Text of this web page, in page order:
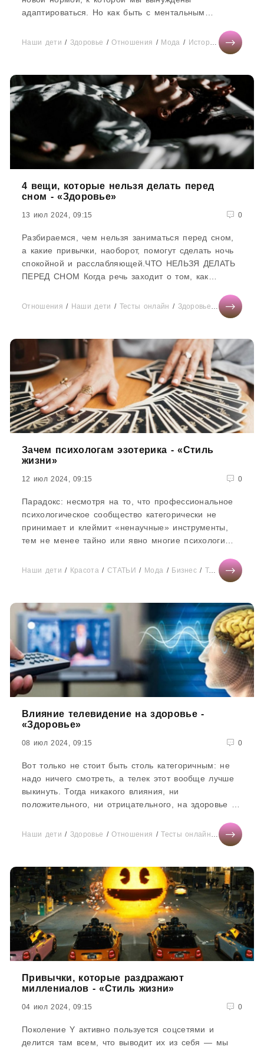
адаптироваться. Но как быть с ментальным
Наши дети / Здоровье /Отношения / Мода / Истории из жизни
4 вещи, которые нельзя делать перед
сном - «Здоровье»
13 июл 2024, 09:15 0
Разбираемся, чем нельзя заниматься перед сном,
а какие привычки, наоборот, помогут сделать ночь
спокойной и расслабляющей.ЧТО НЕЛЬЗЯ ДЕЛАТЬ
ПЕРЕД СНОМ Когда речь заходит о том, как
Отношения / Наши дети / Тесты онлайн / Здоровье/Диеты/
Зачем психологам эзотерика - «Стиль
жизни»
12 июл 2024, 09:15 0
Парадокс: несмотря на то, что профессиональное
психологическое сообщество категорически не
принимает и клеймит «ненаучные» инструменты,
тем не менее тайно или явно многие психологи
Наши дети / Красота /СТАТЬИ / Мода / Бизнес /Тесты онлайн
Влияние телевидение на здоровье -
«Здоровье»
08 июл 2024, 09:15 0
Вот только не стоит быть столь категоричным: не
надо ничего смотреть, а телек этот вообще лучше
выкинуть. Тогда никакого влияния, ни
положительного, ни отрицательного, на здоровье не
Наши дети / Здоровье /Отношения /Тесты онлайн/СТАТЬИ
Привычки, которые раздражают
миллениалов - «Стиль жизни»
04 июл 2024, 09:15 0
Поколение Y активно пользуется соцсетями и
делится там всем, что выводит их из себя — мы